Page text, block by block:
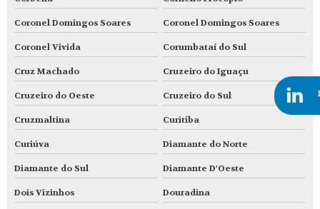
Coronel Domingos Soares Coronel Domingos Soares
Coronel Vivida Corumbataí do Sul
Cruz Machado Cruzeiro do Iguaçu
Cruzeiro do Oeste Cruzeiro do Sul
Cruzmaltina Curitiba
Curiúva Diamante do Norte
Diamante do Sul Diamante D'Oeste
Dois Vizinhos Douradina